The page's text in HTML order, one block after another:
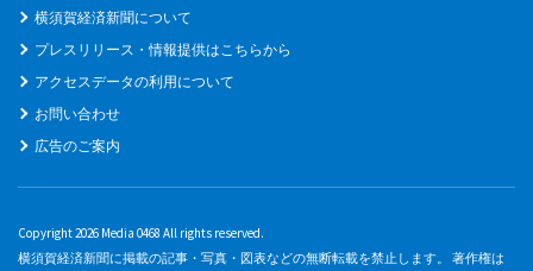
横須賀経済新聞について
プレスリリース・情報提供はこちらから
アクセスデータの利用について
お問い合わせ
広告のご案内
Copyright 2026 Media 0468 All rights reserved.
横須賀経済新聞に掲載の記事・写真・図表などの無断転載を禁止します。 著作権は